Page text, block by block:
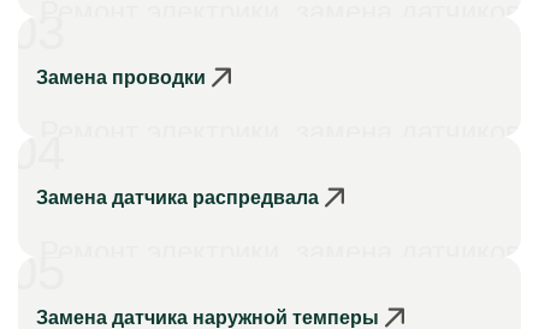
Замена проводки
Замена датчика распредвала
Замена датчика наружной темперы